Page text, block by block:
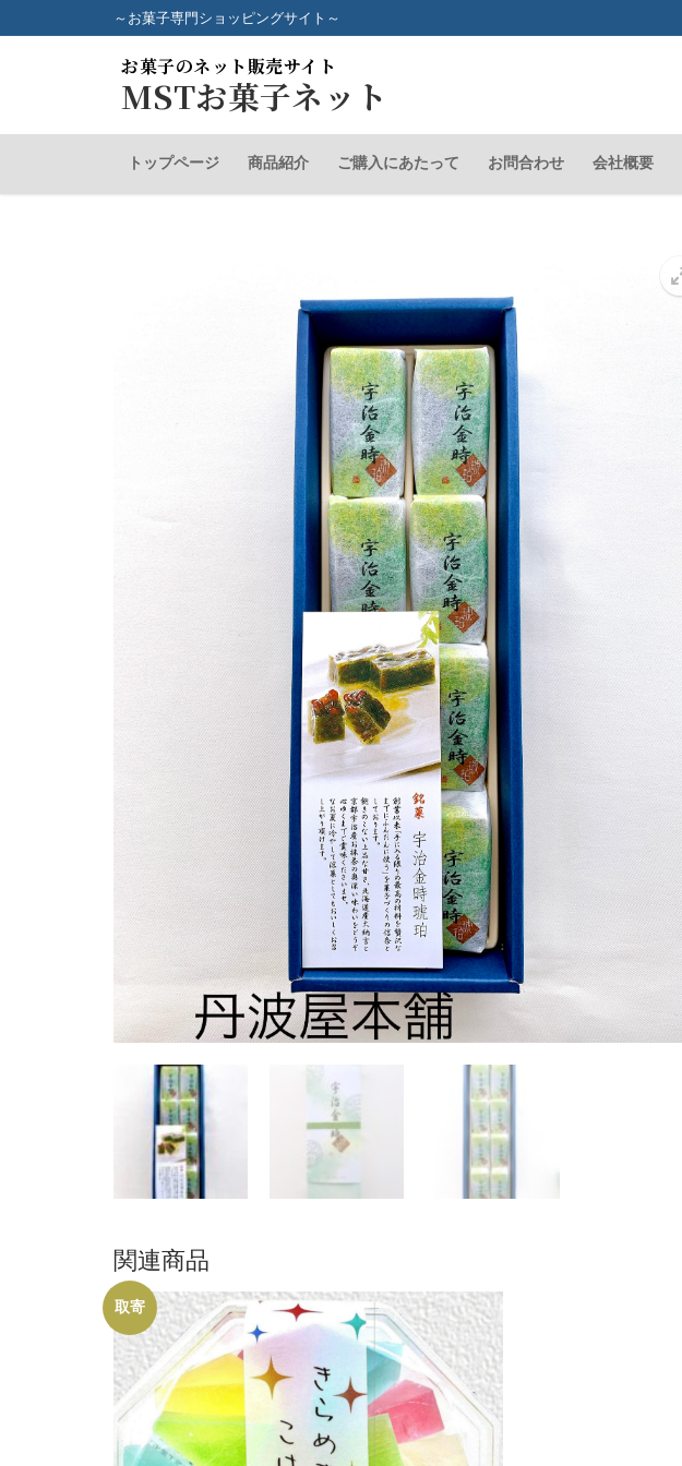
ン
～お菓子専門ショッピングサイト～
MSTお菓子ネット
お菓子のネット販売サイト
トップページ 商品紹介 ご購入にあたって お問合わせ 会社概要
関連商品
取寄